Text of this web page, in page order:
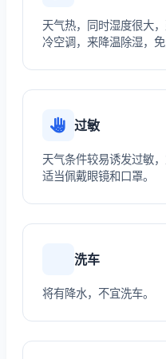
天气热，同时湿度很大
冷空调，来降温除湿，免
过敏
天气条件较易诱发过敏
适当佩戴眼镜和口罩。
洗车
将有降水，不宜洗车。